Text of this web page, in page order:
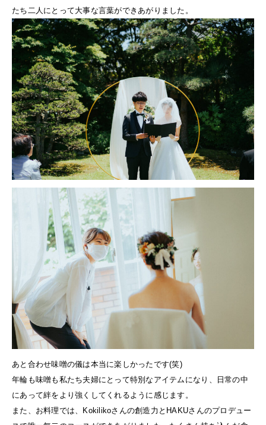
たち二人にとって大事な言葉ができあがりました。
あと合わせ味噌の儀は本当に楽しかったです(笑)
年輪も味噌も私たち夫婦にとって特別なアイテムになり、日常の中
にあって絆をより強くしてくれるように感じます。
また、お料理では、Kokilikoさんの創造力とHAKUさんのプロデュー